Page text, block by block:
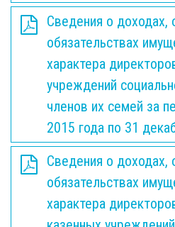
Сведения о доходах,
обязательствах
характера
учреждений
членов их семей за
2015 года по 31
Сведения о доходах,
обязательствах
характера